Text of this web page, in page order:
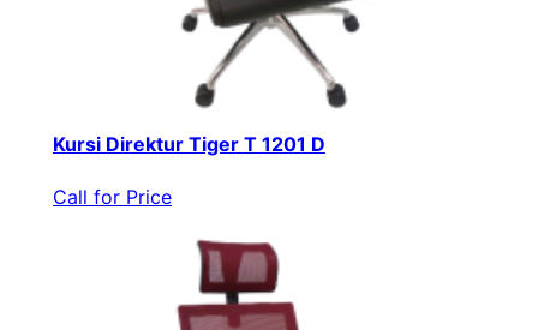
Kursi Direktur Tiger T 1201 D
Call for Price